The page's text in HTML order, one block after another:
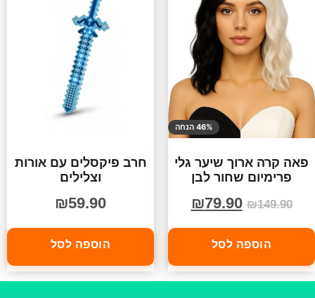
46% הנחה
פאה קרה ארוך שיער גלי
פרימיום שחור לבן
₪149.90
₪79.90
הוספה לסל
חרב פיקסלים עם אורות
וצלילים
₪59.90
הוספה לסל